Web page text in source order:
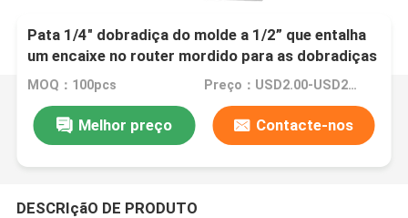
Pata 1/4" dobradiça do molde a 1/2” que entalha
um encaixe no router mordido para as dobradiças
de porta
MOQ：100pcs Preço：USD2.00-USD20.00
Melhor preço Contacte-nos
DESCRIçãO DE PRODUTO